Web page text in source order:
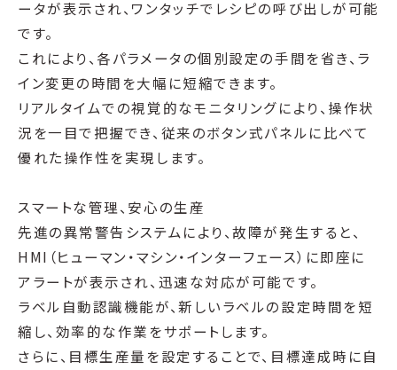
ータが表示され、ワンタッチでレシピの呼び出しが可能
です。
これにより、各パラメータの個別設定の手間を省き、ラ
イン変更の時間を大幅に短縮できます。
リアルタイムでの視覚的なモニタリングにより、操作状
況を一目で把握でき、従来のボタン式パネルに比べて
優れた操作性を実現します。
スマートな管理、安心の生産
先進の異常警告システムにより、故障が発生すると、
HMI（ヒューマン・マシン・インターフェース）に即座に
アラートが表示され、迅速な対応が可能です。
ラベル自動認識機能が、新しいラベルの設定時間を短
縮し、効率的な作業をサポートします。
さらに、目標生産量を設定することで、目標達成時に自